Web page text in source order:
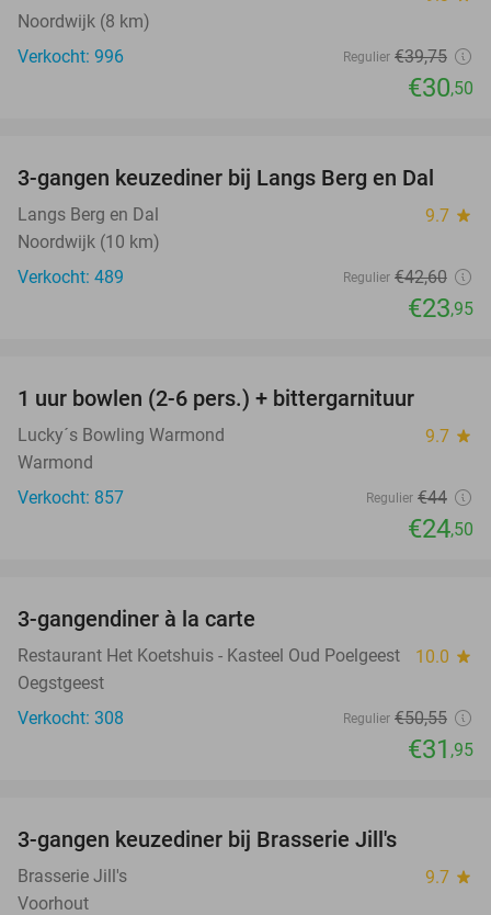
Noordwijk (8 km)
Verkocht: 996
Regulier €39,75
€30,50
44%
3-gangen keuzediner bij Langs Berg en Dal
Langs Berg en Dal 9.7 star
Noordwijk (10 km)
Verkocht: 489
Regulier €42,60
€23,95
1 uur bowlen (2-6 pers.) + bittergarnituur
Lucky´s Bowling Warmond 9.7 star
Warmond
Verkocht: 857
Regulier €44
€24,50
3-gangendiner à la carte
Restaurant Het Koetshuis - Kasteel Oud Poelgeest 10.0 star
Oegstgeest
Verkocht: 308
Regulier €50,55
€31 ,95
3-gangen keuzediner bij Brasserie Jill's
Brasserie Jill's 9.7 star
Voorhout